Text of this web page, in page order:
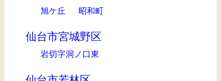
旭ケ丘 昭和町
仙台市宮城野区
岩切字洞ノ口東